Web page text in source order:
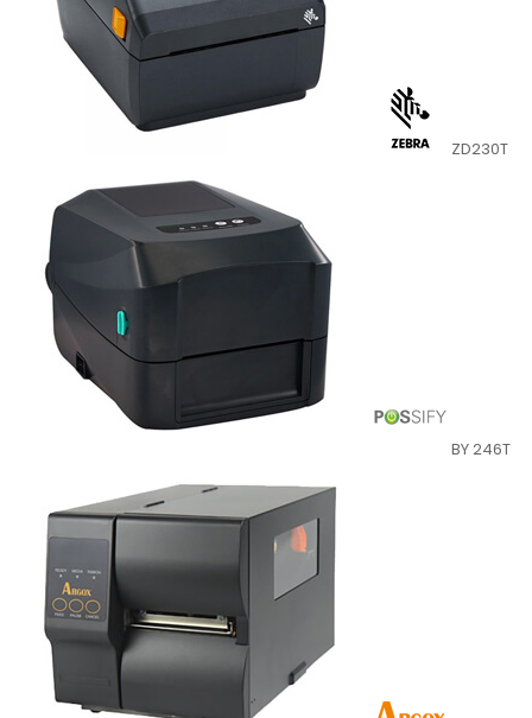
ZD230T
BY 246T